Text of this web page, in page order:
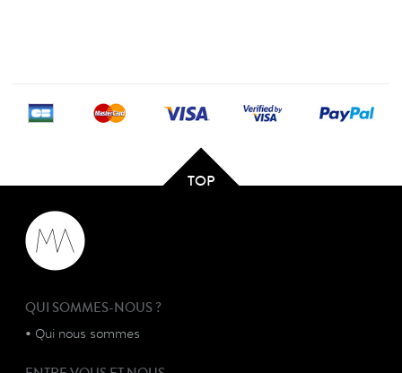
TOP
QUI SOMMES-NOUS ?
• Qui nous sommes